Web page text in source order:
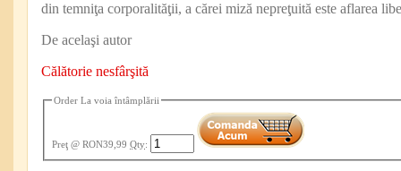
din temniţa corporalităţii, a cărei miză nepreţuită este aflarea
De acelaşi autor
Călătorie nesfârşită
Order La voia întâmplării
Preţ@ RON39,99 Qty: